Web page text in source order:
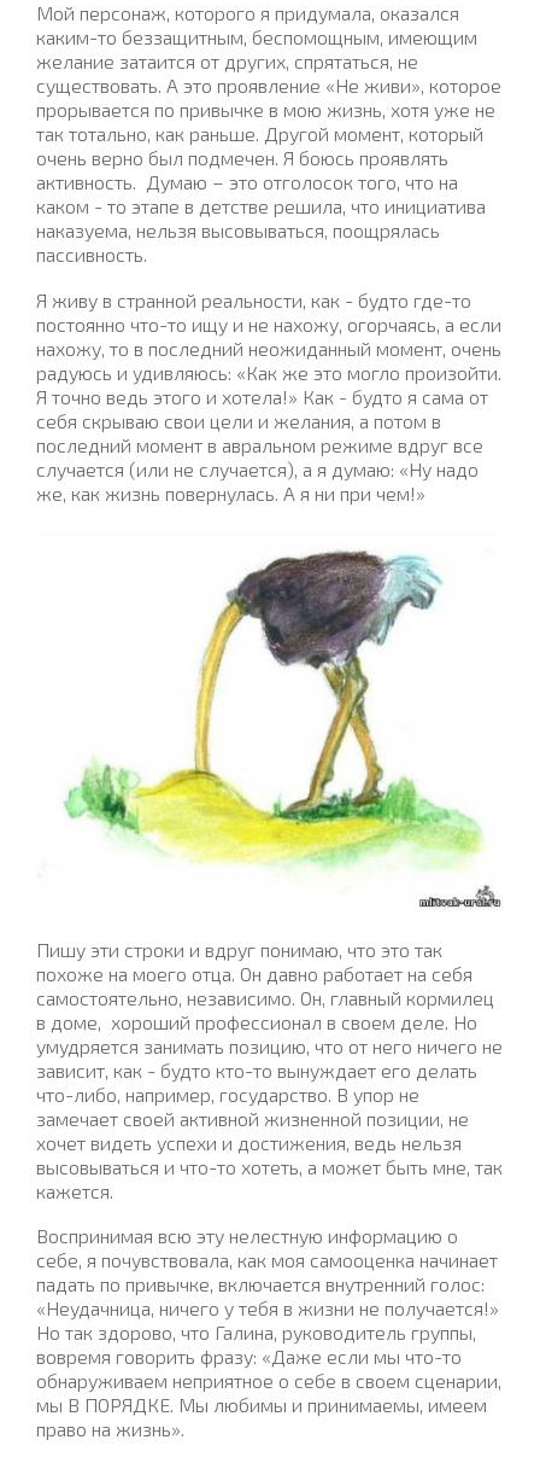
Мой персонаж, которого я придумала, оказался
каким-то беззащитным, беспомощным, имеющим
желание затаится от других, спрятаться, не
существовать. А это проявление «Не живи», которое
прорывается по привычке в мою жизнь, хотя уже не
так тотально, как раньше. Другой момент, который
очень верно был подмечен. Я боюсь проявлять
активность. Думаю – это отголосок того, что на
каком - то этапе в детстве решила, что инициатива
наказуема, нельзя высовываться, поощрялась
пассивность.
Я живу в странной реальности, как - будто где-то
постоянно что-то ищу и не нахожу, огорчаясь, а если
нахожу, то в последний неожиданный момент, очень
радуюсь и удивляюсь: «Как же это могло произойти.
Я точно ведь этого и хотела!» Как - будто я сама от
себя скрываю свои цели и желания, а потом в
последний момент в авральном режиме вдруг все
случается (или не случается), а я думаю: «Ну надо
же, как жизнь повернулась. А я ни при чем!»
Пишу эти строки и вдруг понимаю, что это так
похоже на моего отца. Он давно работает на себя
самостоятельно, независимо. Он, главный кормилец
в доме,
хороший профессионал в своем деле. Но
умудряется занимать позицию, что от него ничего не
зависит, как - будто кто-то вынуждает его делать
что-либо, например, государство. В упор не
замечает своей активной жизненной позиции, не
хочет видеть успехи и достижения, ведь нельзя
высовываться и что-то хотеть, а может быть мне, так
кажется.
Воспринимая всю эту нелестную информацию о
себе, я почувствовала, как моя самооценка начинает
падать по привычке, включается внутренний голос:
«Неудачница, ничего у тебя в жизни не получается!»
Но так здорово, что Галина, руководитель группы,
вовремя говорить фразу: «Даже если мы что-то
обнаруживаем неприятное о себе в своем сценарии,
мы В ПОРЯДКЕ. Мы любимы и принимаемы, имеем
право на жизнь».